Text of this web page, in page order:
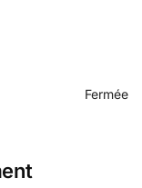
Fermée